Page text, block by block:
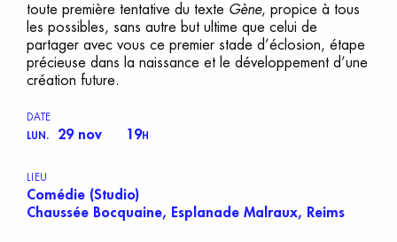
toute première tentative du texte Gène, propice à tous
les possibles, sans autre but ultime que celui de
partager avec vous ce premier stade d’éclosion, étape
précieuse dans la naissance et le développement d’une
création future.
DATE
LUN.
29 nov 19H
LIEU
Comédie (Studio)
Chaussée Bocquaine, Esplanade Malraux, Reims